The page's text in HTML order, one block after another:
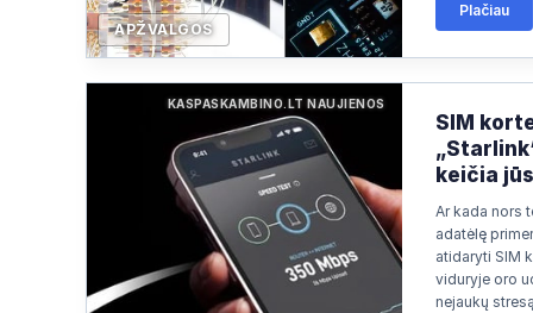
APŽVALGOS
Plačiau
KASPASKAMBINO.LT NAUJIENOS
SIM
keičia
Ar kada nors
adatėlę
atidaryti SIM
viduryje oro
nejaukų